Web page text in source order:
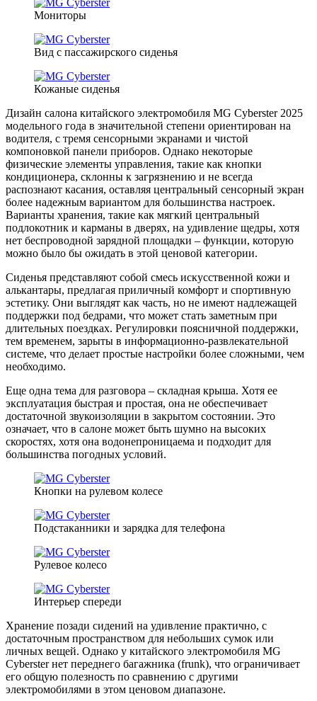
Мониторы
Вид с пассажирского сиденья
Кожаные сиденья
Дизайн салона китайского электромобиля MG Cyberster 2025
модельного года в значительной степени ориентирован на
водителя, с тремя сенсорными экранами и чистой
компоновкой панели приборов. Однако некоторые
физические элементы управления, такие как кнопки
кондиционера, склонны к загрязнению и не всегда
распознают касания, оставляя центральный сенсорный экран
более надежным вариантом для большинства настроек.
Варианты хранения, такие как мягкий центральный
подлокотник и карманы в дверях, на удивление щедры, хотя
нет беспроводной зарядной площадки – функции, которую
можно было бы ожидать в этой ценовой категории.
Сиденья представляют собой смесь искусственной кожи и
алькантары, предлагая приличный комфорт и спортивную
эстетику. Они выглядят как часть, но не имеют надлежащей
поддержки под бедрами, что может стать заметным при
длительных поездках. Регулировки поясничной поддержки,
тем временем, зарыты в информационно-развлекательной
системе, что делает простые настройки более сложными, чем
необходимо.
Еще одна тема для разговора – складная крыша. Хотя ее
эксплуатация быстрая и простая, она не обеспечивает
достаточной звукоизоляции в закрытом состоянии. Это
означает, что в салоне может быть шумно на высоких
скоростях, хотя она водонепроницаема и подходит для
большинства погодных условий.
Кнопки на рулевом колесе
Подстаканники и зарядка для телефона
Рулевое колесо
Интерьер спереди
Хранение позади сидений на удивление практично, с
достаточным пространством для небольших сумок или
личных вещей. Однако у китайского электромобиля MG
Cyberster нет переднего багажника (frunk), что ограничивает
его общую полезность по сравнению с другими
электромобилями в этом ценовом диапазоне.